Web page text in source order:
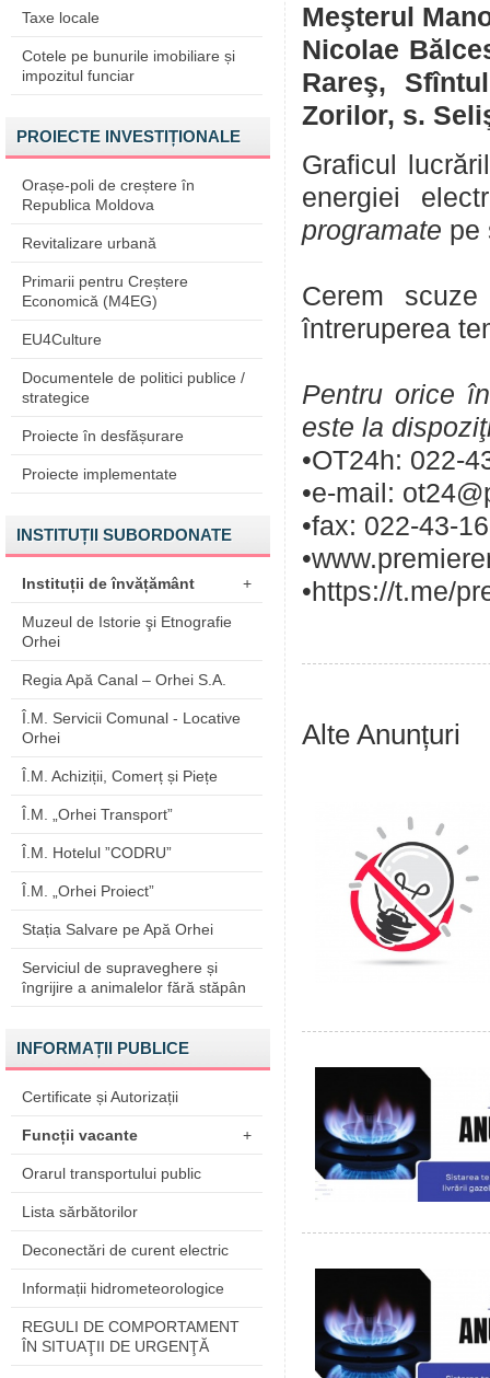
Taxe locale
Cotele pe bunurile imobiliare și
impozitul funciar
PROIECTE INVESTIȚIONALE
Orașe-poli de creștere în
Republica Moldova
Revitalizare urbană
Primarii pentru Creștere
Economică (M4EG)
EU4Culture
Documentele de politici publice /
strategice
Proiecte în desfășurare
Proiecte implementate
INSTITUȚII SUBORDONATE
Instituții de învățământ +
Muzeul de Istorie şi Etnografie
Orhei
Regia Apă Canal – Orhei S.A.
Î.M. Servicii Comunal - Locative
Orhei
Î.M. Achiziții, Comerț și Piețe
Î.M. „Orhei Transport”
Î.M. Hotelul ”CODRU”
Î.M. „Orhei Proiect”
Stația Salvare pe Apă Orhei
Serviciul de supraveghere și
îngrijire a animalelor fără stăpân
INFORMAȚII PUBLICE
Certificate și Autorizații
Funcții vacante +
Orarul transportului public
Lista sărbătorilor
Deconectări de curent electric
Informații hidrometeorologice
REGULI DE COMPORTAMENT
ÎN SITUAŢII DE URGENŢĂ
Meşterul
Nicolae
Rareş,
Zorilor, s.
Graficul
energiei
programate pe
Cerem
întreruperea
Pentru orice
este la
•OT24h: 022-
•e-mail:
•fax: 022-43-
•https://t.me/
Alte Anunțuri